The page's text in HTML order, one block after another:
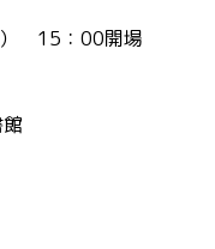
15：00開場